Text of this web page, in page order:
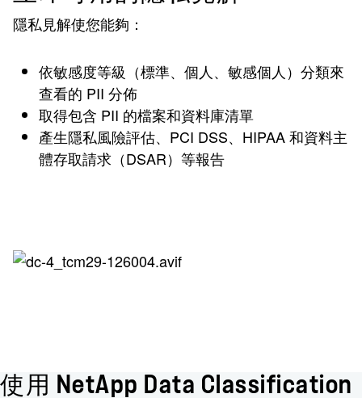
隱私見解使您能夠：
依敏感度等級（標準、個人、敏感個人）分類來
查看的 PII 分佈
取得包含 PII 的檔案和資料庫清單
產生隱私風險評估、PCI DSS、HIPAA 和資料主
體存取請求（DSAR）等報告
使用 NetApp Data Classification